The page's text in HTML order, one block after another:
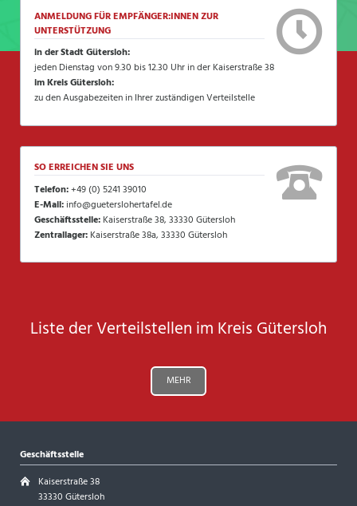
ANMELDUNG FÜR EMPFÄNGER:INNEN ZUR
UNTERSTÜTZUNG
in der Stadt Gütersloh:
jeden Dienstag von 9.30 bis 12.30 Uhr in der Kaiserstraße 38
im Kreis Gütersloh:
zu den Ausgabezeiten in Ihrer zuständigen Verteilstelle
SO ERREICHEN SIE UNS
Telefon:+49 (0) 5241 39010
E-Mail: info@gueterslohertafel.de
Geschäftsstelle: Kaiserstraße 38, 33330 Gütersloh
Zentrallager: Kaiserstraße 38a, 33330 Gütersloh
Liste der Verteilstellen im Kreis Gütersloh
MEHR
Geschäftsstelle
Kaiserstraße 38
33330 Gütersloh